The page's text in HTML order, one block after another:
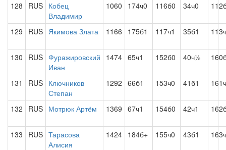
128 RUS Кобец
Владимир
1060 174ч0 116б0 34ч0
129 RUS Якимова Злата 1166 175б1 117ч1 35б1
130 RUS Фуражировский
Иван
1474 65ч1 152б0 40ч½
131 RUS Ключников
Степан
1292 66б1 153ч0 41б1
132 RUS Мотрюк Артём 1369 67ч1 154б0 42ч1
133 RUS Тарасова
Алисия
1424 184б+ 155ч0 43б1